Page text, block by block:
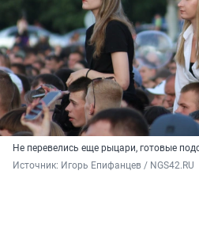
Не перевелись еще рыцари, готовые
Источник: Игорь Епифанцев / NGS42.RU